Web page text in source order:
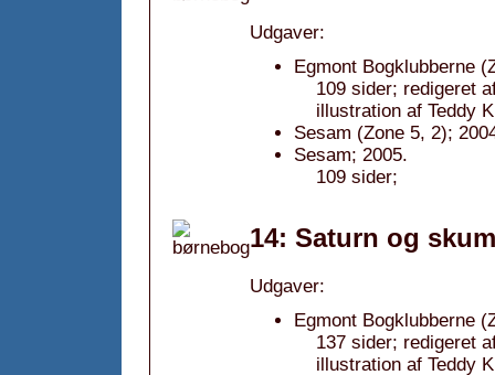
Udgaver:
Egmont Bogklubberne
109 sider; redigeret
illustration af Teddy
Sesam (Zone 5, 2);
Sesam; 2005.
109 sider;
14: Saturn og
Udgaver:
Egmont Bogklubberne
137 sider; redigeret
illustration af Teddy